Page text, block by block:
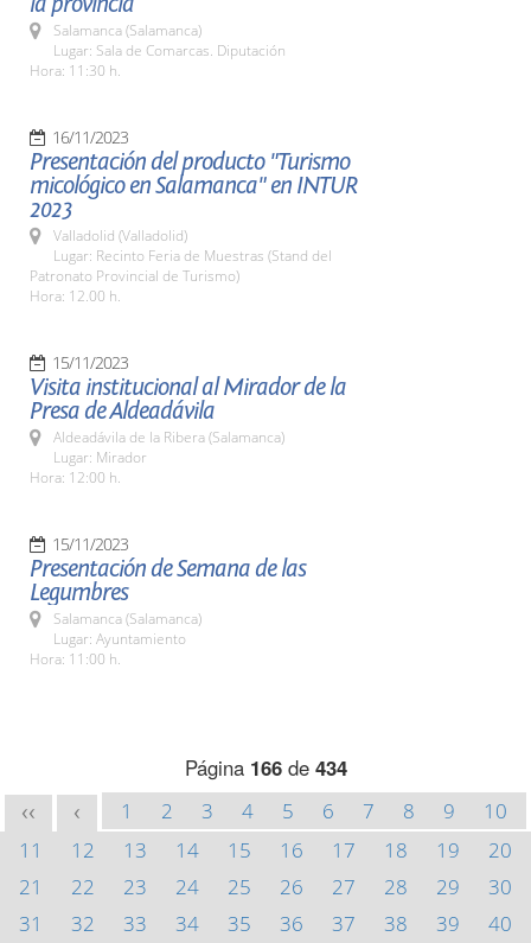
Salamanca (Salamanca)
Lugar: Sala de Comarcas. Diputación
Hora: 11:30 h.
16/11/2023
Presentación del producto "Turismo
micológico en Salamanca" en INTUR
2023
Valladolid (Valladolid)
Lugar: Recinto Feria de Muestras (Stand del
Patronato Provincial de Turismo)
Hora: 12.00 h.
15/11/2023
Visita institucional al Mirador de la
Presa de Aldeadávila
Aldeadávila de la Ribera (Salamanca)
Lugar: Mirador
Hora: 12:00 h.
15/11/2023
Presentación de Semana de las
Legumbres
Salamanca (Salamanca)
Lugar: Ayuntamiento
Hora: 11:00 h.
Página 166de 434
<< < 1 2 3 4 5 6 7 8 9
10
11
12 13 14 15 16 17 18 19
20
21
22 23 24 25 26 27 28 29
30
31
32 33 34 35 36 37 38 39
40